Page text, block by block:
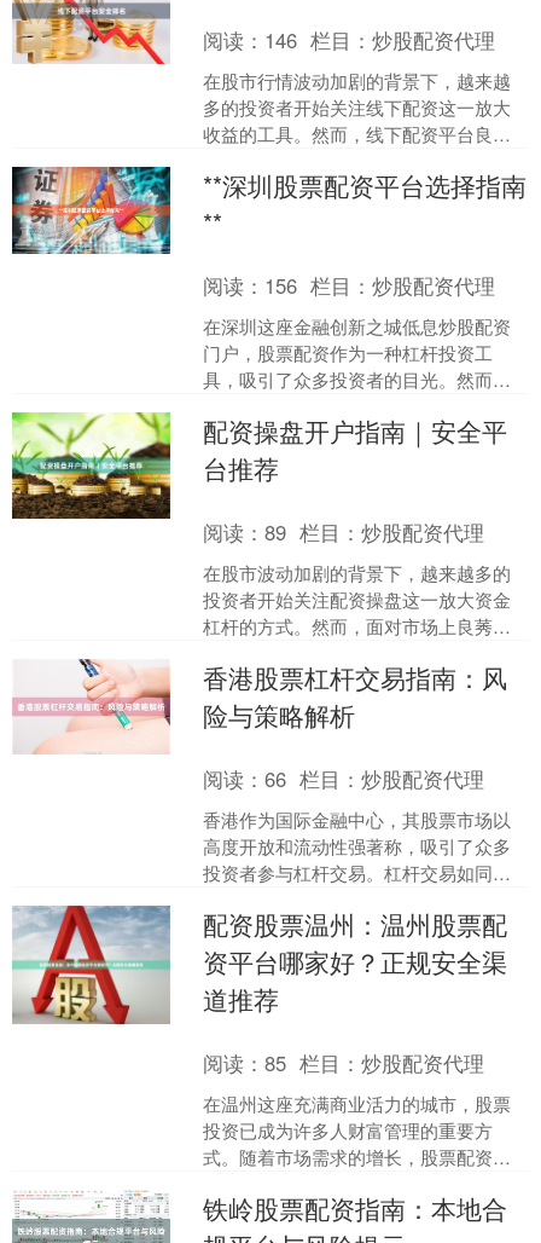
阅读： 146 栏目：炒股配资代理
在股市行情波动加剧的背景下，越来越
多的投资者开始关注线下配资这一放大
收益的工具。然而，线下配资平台良莠
键。本文基于行业数据与用....
**深圳股票配资平台选择指南
**
阅读： 156 栏目：炒股配资代理
在深圳这座金融创新之城低息炒股配资
门户，股票配资作为一种杠杆投资工
具，吸引了众多投资者的目光。然而，
一家安全、合规、服务优质的....
配资操盘开户指南｜安全平
台推荐
阅读：89 栏目：炒股配资代理
在股市波动加剧的背景下，越来越多的
投资者开始关注配资操盘这一放大资金
杠杆的方式。然而，面对市场上良莠不
规平台，成为投资者必须面....
香港股票杠杆交易指南：风
险与策略解析
阅读：66 栏目：炒股配资代理
香港作为国际金融中心，其股票市场以
高度开放和流动性强著称，吸引了众多
投资者参与杠杆交易。杠杆交易如同一
亏损。本文将深入解析香港....
配资股票温州：温州股票配
资平台哪家好？正规安全渠
道推荐
阅读：85 栏目：炒股配资代理
在温州这座充满商业活力的城市，股票
投资已成为许多人财富管理的重要方
式。随着市场需求的增长，股票配资服
众多的配资平台，许多温州投....
铁岭股票配资指南：本地合